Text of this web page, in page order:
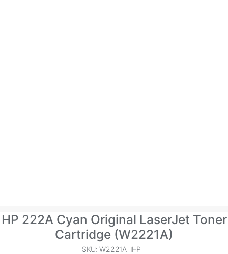
HP 222A Cyan Original LaserJet Toner
Cartridge (W2221A)
SKU: W2221A HP